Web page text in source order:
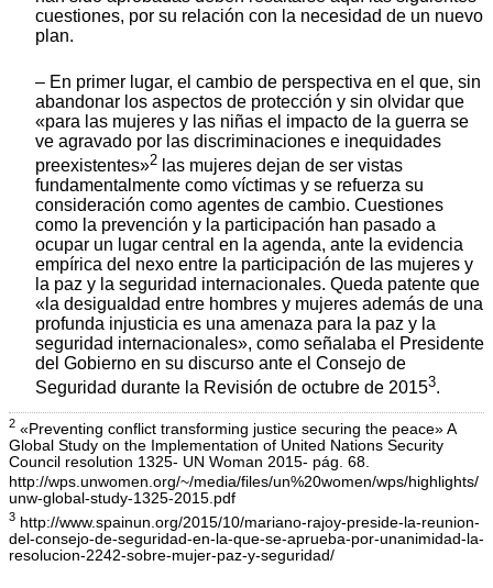
cuestiones, por su relación con la necesidad de un nuevo
plan.
– En primer lugar, el cambio de perspectiva en el que, sin
abandonar los aspectos de protección y sin olvidar que
«para las mujeres y las niñas el impacto de la guerra se
ve agravado por las discriminaciones e inequidades
preexistentes»2 las mujeres dejan de ser vistas
fundamentalmente como víctimas y se refuerza su
consideración como agentes de cambio. Cuestiones
como la prevención y la participación han pasado a
ocupar un lugar central en la agenda, ante la evidencia
empírica del nexo entre la participación de las mujeres y
la paz y la seguridad internacionales. Queda patente que
«la desigualdad entre hombres y mujeres además de una
profunda injusticia es una amenaza para la paz y la
seguridad internacionales», como señalaba el Presidente
del Gobierno en su discurso ante el Consejo de
Seguridad durante la Revisión de octubre de 20153.
2 «Preventing conflict transforming justice securing the peace» A
Global Study on the Implementation of United Nations Security
Council resolution 1325- UN Woman 2015- pág. 68.
http://wps.unwomen.org/~/media/files/un%20women/wps/highlights/
unw-global-study-1325-2015.pdf
3 http://www.spainun.org/2015/10/mariano-rajoy-preside-la-reunion-
del-consejo-de-seguridad-en-la-que-se-aprueba-por-unanimidad-la-
resolucion-2242-sobre-mujer-paz-y-seguridad/